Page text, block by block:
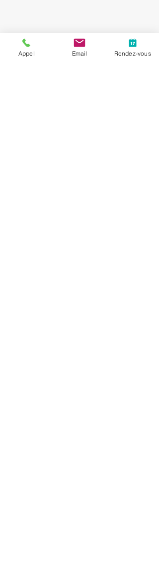
Appel Email Rendez-vous